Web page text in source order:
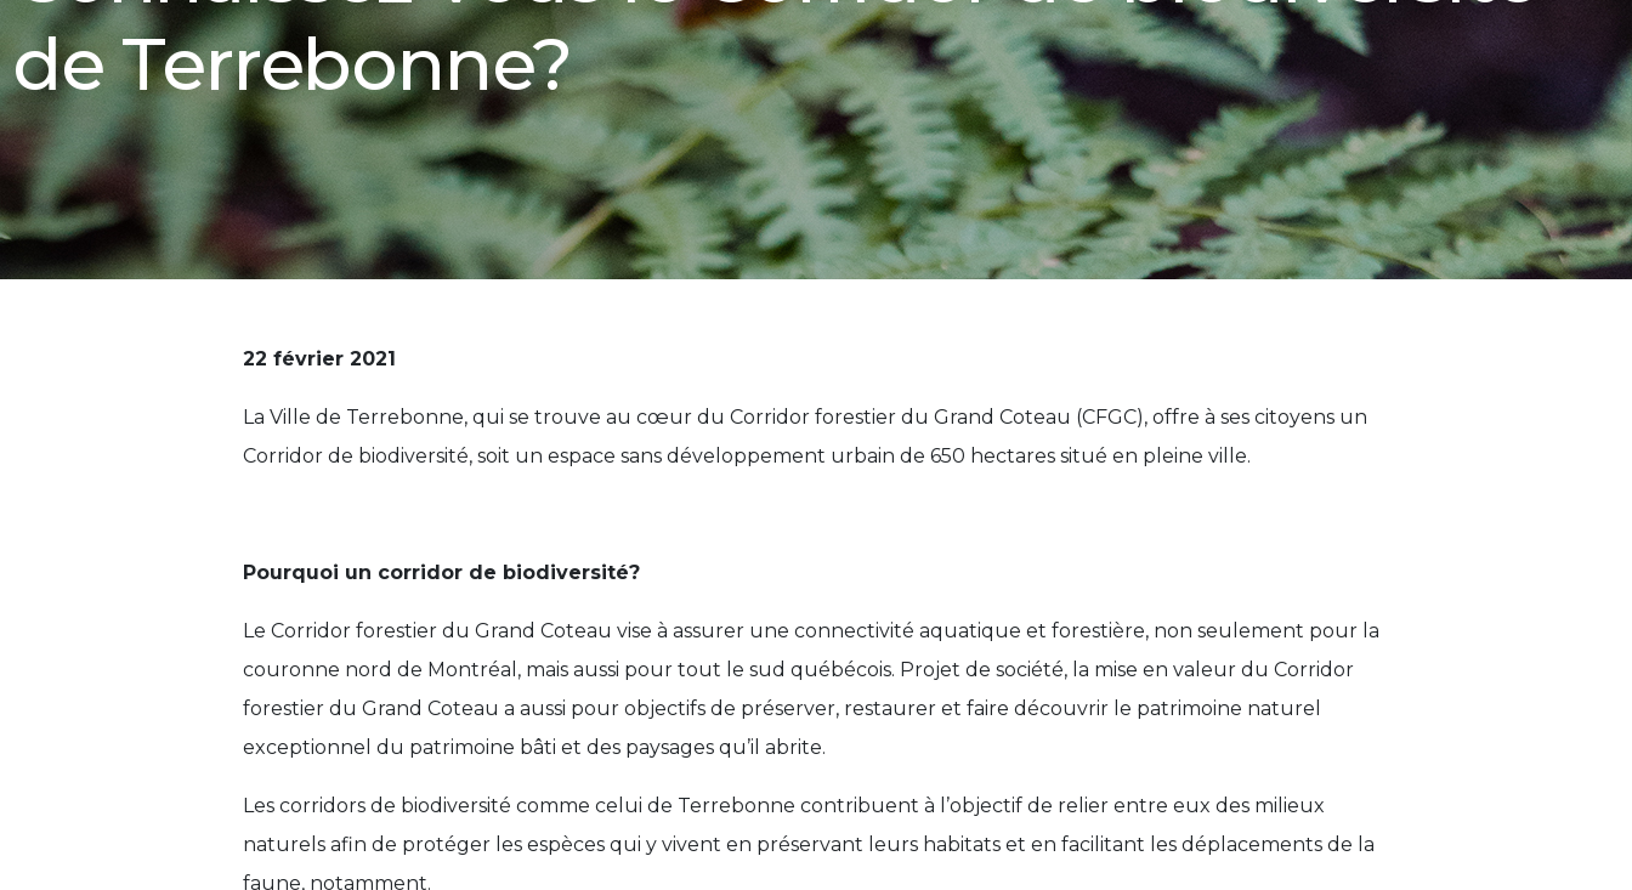
de Terrebonne?
22 février 2021
La Ville de Terrebonne, qui se trouve au cœur du Corridor forestier du Grand Coteau (CFGC), offre à ses citoyens un
Corridor de biodiversité, soit un espace sans développement urbain de 650 hectares situé en pleine ville.
Pourquoi un corridor de biodiversité?
Le Corridor forestier du Grand Coteau vise à assurer une connectivité aquatique et forestière, non seulement pour la
couronne nord de Montréal, mais aussi pour tout le sud québécois. Projet de société, la mise en valeur du Corridor
forestier du Grand Coteau a aussi pour objectifs de préserver, restaurer et faire découvrir le patrimoine naturel
exceptionnel du patrimoine bâti et des paysages qu’il abrite.
Les corridors de biodiversité comme celui de Terrebonne contribuent à l’objectif de relier entre eux des milieux
naturels afin de protéger les espèces qui y vivent en préservant leurs habitats et en facilitant les déplacements de la
faune, notamment.